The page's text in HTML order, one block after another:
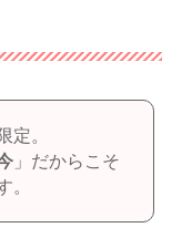
定。
」だからこそ
。